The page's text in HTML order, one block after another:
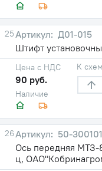
25
Д01-015
Штифт
Наличие
Цена с НДС
90 руб.
К
26
50-
Ось передняя МТЗ-
ц,